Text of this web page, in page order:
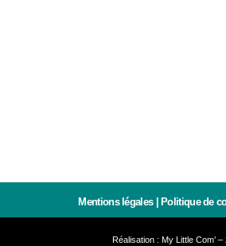
Mentions légales| Politique de
Réalisation : My Little Com’ –